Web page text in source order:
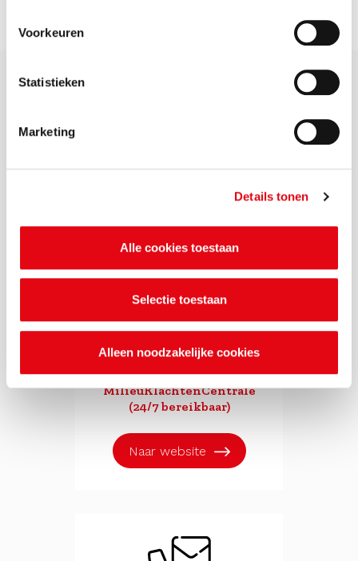
Voorkeuren
Statistieken
Marketing
Details tonen
Alle cookies toestaan
Selectie toestaan
Alleen noodzakelijke cookies
Zichtbaar samen werken
aan een schone, veilige
en duurzame leefomgeving
Meld overlast bij de
MilieuKlachtenCentrale
(24/7 bereikbaar)
Naar website